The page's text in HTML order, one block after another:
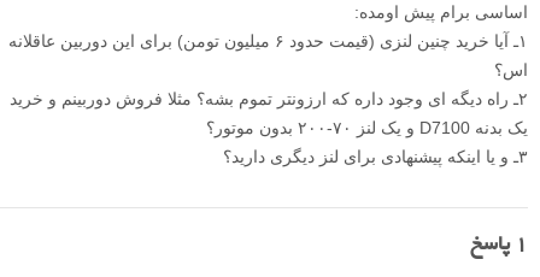
اساسی برام پیش اومده:
۱ـ آیا خرید چنین لنزی (قیمت حدود ۶ میلیون تومن) برای این دوربین عاقلانه
اس؟
۲ـ راه دیگه ای وجود داره که ارزونتر تموم بشه؟ مثلا فروش دوربینم و خرید
یک بدنه D7100 و یک لنز ۷۰-۲۰۰ بدون موتور؟
۳ـ و یا اینکه پیشنهادی برای لنز دیگری دارید؟
1 پاسخ